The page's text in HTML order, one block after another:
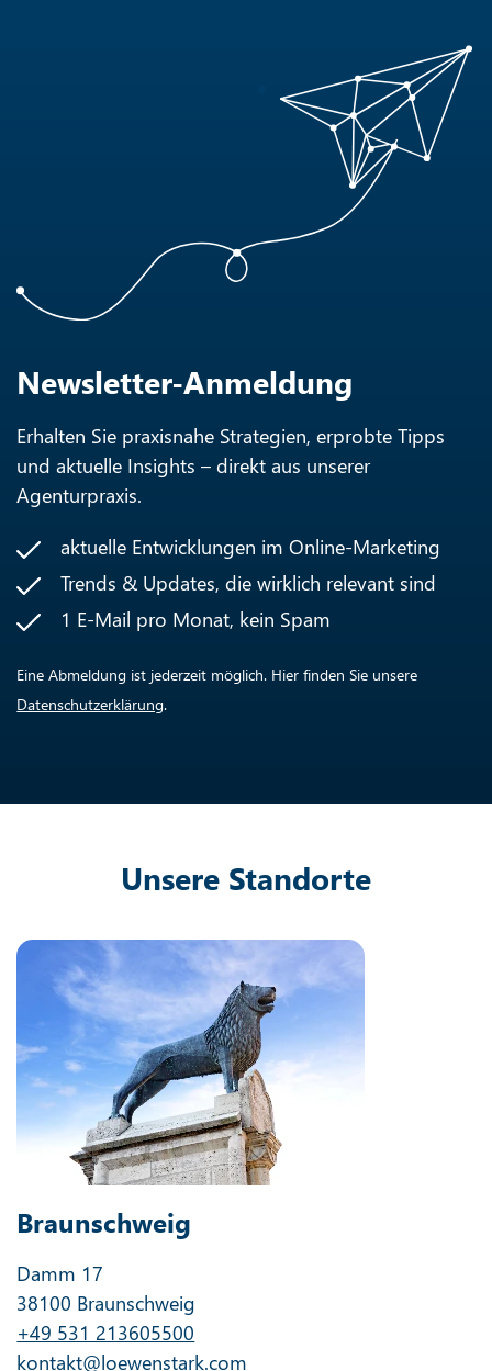
Newsletter-Anmeldung
Erhalten Sie praxisnahe Strategien, erprobte Tipps
und aktuelle Insights – direkt aus unserer
Agenturpraxis.
aktuelle Entwicklungen im Online-Marketing
Trends & Updates, die wirklich relevant sind
1 E-Mail pro Monat, kein Spam
Eine Abmeldung ist jederzeit möglich. Hier finden Sie unsere
Datenschutzerklärung.
Unsere Standorte
Braunschweig
Damm 17
38100 Braunschweig
+49 531 213605500
kontakt@loewenstark.com